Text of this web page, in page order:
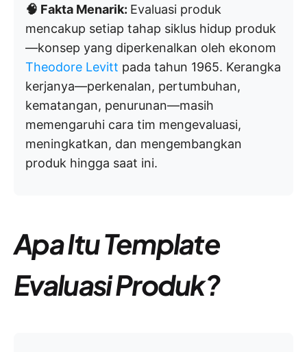
🧠 Fakta Menarik: Evaluasi produk
mencakup setiap tahap siklus hidup produk
—konsep yang diperkenalkan oleh ekonom
Theodore Levitt pada tahun 1965. Kerangka
kerjanya—perkenalan, pertumbuhan,
kematangan, penurunan—masih
memengaruhi cara tim mengevaluasi,
meningkatkan, dan mengembangkan
produk hingga saat ini.
Apa Itu Template
Evaluasi Produk?